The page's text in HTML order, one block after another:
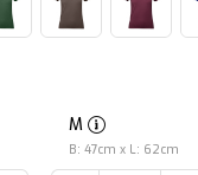
M
B: 47cm x L: 62cm